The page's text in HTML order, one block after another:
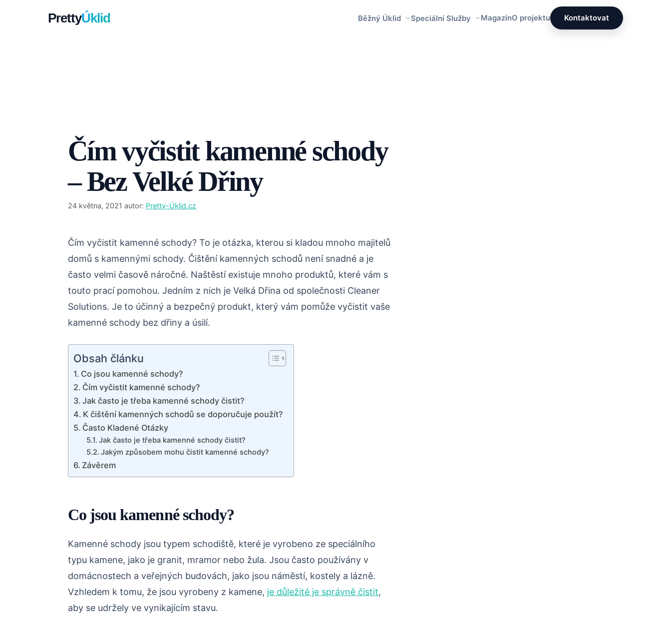
PrettyÚklid Běžný Úklid Speciální Služby MagazínO projektu Kontaktovat
Čím vyčistit kamenné schody
– Bez Velké Dřiny
24 května, 2021 autor: Pretty-Úklid.cz
Čím vyčistit kamenné schody? To je otázka, kterou si kladou mnoho majitelů
domů s kamennými schody. Čištění kamenných schodů není snadné a je
často velmi časově náročné. Naštěstí existuje mnoho produktů, které vám s
touto prací pomohou. Jedním z nich je Velká Dřina od společnosti Cleaner
Solutions. Je to účinný a bezpečný produkt, který vám pomůže vyčistit vaše
kamenné schody bez dřiny a úsilí.
Obsah článku
Co jsou kamenné schody?
Čím vyčistit kamenné schody?
Jak často je třeba kamenné schody čistit?
K čištění kamenných schodů se doporučuje použít?
Často Kladené Otázky
Jak často je třeba kamenné schody čistit?
Jakým způsobem mohu čistit kamenné schody?
Závěrem
Co jsou kamenné schody?
Kamenné schody jsou typem schodiště, které je vyrobeno ze speciálního
typu kamene, jako je granit, mramor nebo žula. Jsou často používány v
domácnostech a veřejných budovách, jako jsou náměstí, kostely a lázně.
Vzhledem k tomu, že jsou vyrobeny z kamene, je důležité je správně čistit,
aby se udržely ve vynikajícím stavu.